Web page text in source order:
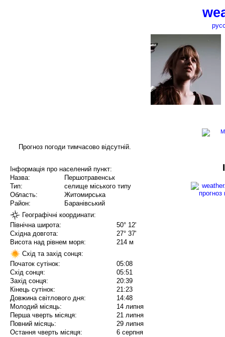
Прогноз погоди тимчасово відсутній.
Інформація про населений пункт:
Назва:
Першотравенськ
Тип:
селище міського типу
Область:
Житомирська
Район:
Баранівський
Географічні координати:
Північна широта:
50° 12'
Східна довгота:
27° 37'
Висота над рівнем моря:
214 м
Схід та захід сонця:
Початок сутінок:
05:08
Схід сонця:
05:51
Захід сонця:
20:39
Кінець сутінок:
21:23
Довжина світлового дня:
14:48
Молодий місяць:
14 липня
Перша чверть місяця:
21 липня
Повний місяць:
29 липня
Остання чверть місяця:
6 серпня